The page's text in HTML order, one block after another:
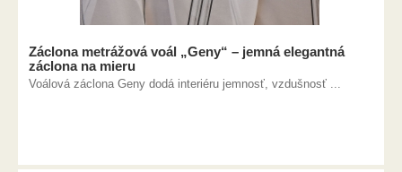
Záclona metrážová voál „Geny“ – jemná elegantná
záclona na mieru
Voálová záclona Geny dodá interiéru jemnosť, vzdušnosť ...